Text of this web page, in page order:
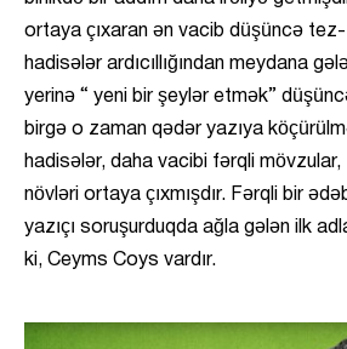
ortaya çıxaran ən vacib düşüncə
hadisələr ardıcıllığından meydana
yerinə “ yeni bir şeylər etmək”
birgə o zaman qədər yazıya
hadisələr, daha vacibi fərqli mövzular,
növləri ortaya çıxmışdır. Fərqli bir
yazıçı soruşurduqda ağla gələn ilk
ki, Ceyms Coys vardır.